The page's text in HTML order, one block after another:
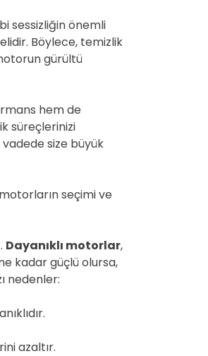
sessizliğin önemli
Böylece, temizlik
gürültü
hem de
süreçlerinizi
size büyük
seçimi ve
Dayanıklı motorlar,
kadar güçlü olursa,
nedenler:
azaltır.